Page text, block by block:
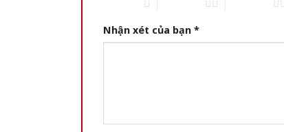
Nhận xét của bạn *